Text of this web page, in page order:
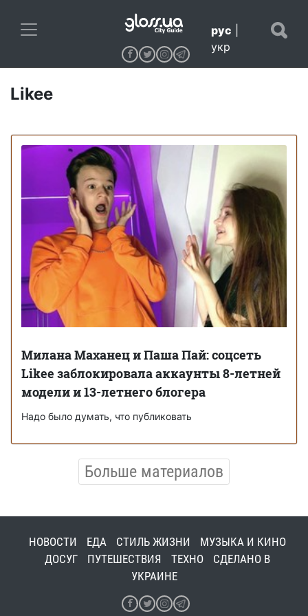
рус
укр
Likee
Милана Маханец и Паша Пай: соцсеть
Likee заблокировала аккаунты 8-летней
модели и 13-летнего блогера
Надо было думать, что публиковать
Больше материалов
НОВОСТИ ЕДА СТИЛЬ ЖИЗНИ
МУЗЫКА И КИНО
ДОСУГ
ПУТЕШЕСТВИЯ ТЕХНО
СДЕЛАНО В
УКРАИНЕ